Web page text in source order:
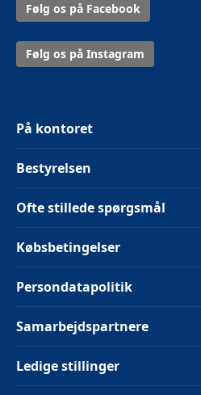
Følg os på Facebook
Følg os på Instagram
På kontoret
Bestyrelsen
Ofte stillede spørgsmål
Købsbetingelser
Persondatapolitik
Samarbejdspartnere
Ledige stillinger